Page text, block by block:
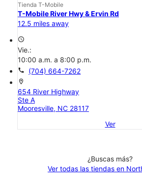
Tienda T-Mobile
T-Mobile River Hwy & Ervin Rd
12.5 miles away
access_time
Vie.:
10:00 a.m. a 8:00 p.m.
call (704) 664-7262
location_on
654 River Highway
Ste A
Mooresville, NC 28117
Ver
¿Buscas más?
Ver todas las tiendas en